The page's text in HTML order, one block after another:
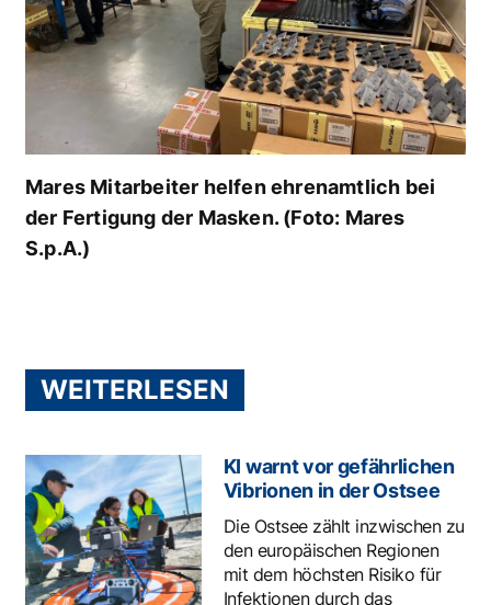
Mares Mitarbeiter helfen ehrenamtlich bei
der Fertigung der Masken. (Foto: Mares
S.p.A.)
WEITERLESEN
KI warnt vor gefährlichen
Vibrionen in der Ostsee
Die Ostsee zählt inzwischen zu
den europäischen Regionen
mit dem höchsten Risiko für
Infektionen durch das